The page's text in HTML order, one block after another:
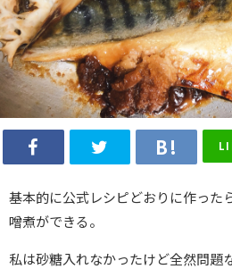
基本的に公式レシピどおりに作った
噌煮ができる。
私は砂糖入れなかったけど全然問題